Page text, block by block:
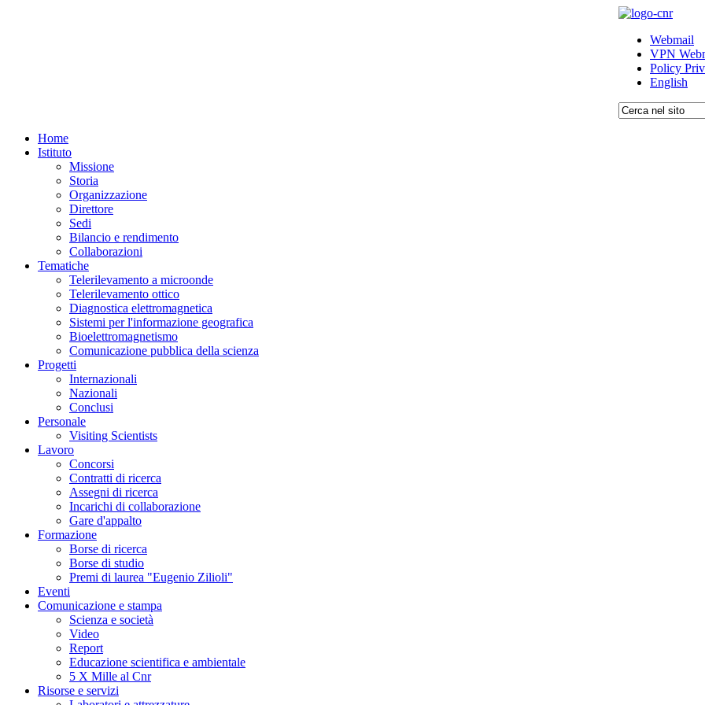
Webmail
VPN
Policy
English
Home
Istituto
Missione
Storia
Organizzazione
Direttore
Sedi
Bilancio e rendimento
Collaborazioni
Tematiche
Telerilevamento a microonde
Telerilevamento ottico
Diagnostica elettromagnetica
Sistemi per l'informazione geografica
Bioelettromagnetismo
Comunicazione pubblica della scienza
Progetti
Internazionali
Nazionali
Conclusi
Personale
Visiting Scientists
Lavoro
Concorsi
Contratti di ricerca
Assegni di ricerca
Incarichi di collaborazione
Gare d'appalto
Formazione
Borse di ricerca
Borse di studio
Premi di laurea "Eugenio Zilioli"
Eventi
Comunicazione e stampa
Scienza e società
Video
Report
Educazione scientifica e ambientale
5 X Mille al Cnr
Risorse e servizi